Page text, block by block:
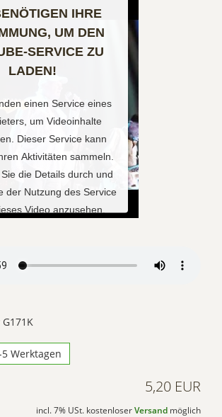
IHRE
UM DEN
SERVICE ZU
LADEN!
einen Service eines
um Videoinhalte
Dieser Service kann
Aktivitäten sammeln.
die Details durch und
der Nutzung des Service
Video anzusehen.
Usercentrics Consent
Werktagen
5,20 EUR
incl. 7% USt. kostenloser Versand möglich